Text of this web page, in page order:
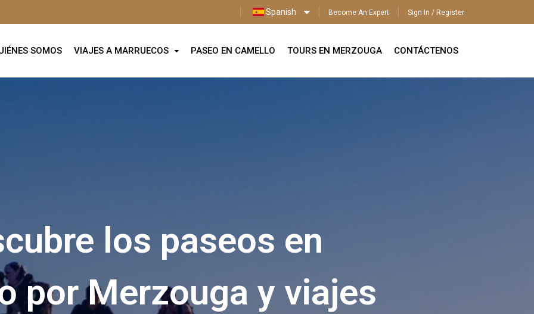
Spanish Become An Expert Sign In / Register
SOMOS VIAJES A MARRUECOS PASEO EN CAMELLO TOURS EN MERZOUGA CONTÁCTENOS
los paseos en
por Merzouga y viajes